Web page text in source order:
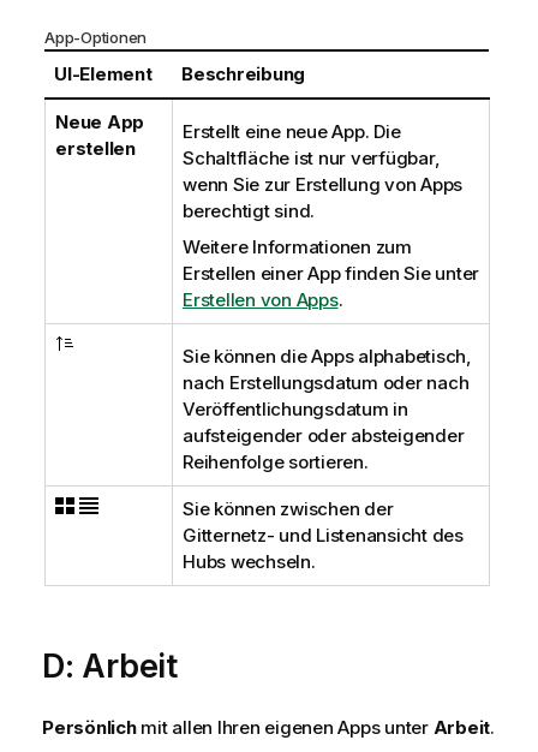
App-Optionen
UI-Element Beschreibung
Neue App
erstellen
Erstellt eine neue App. Die
Schaltfläche ist nur verfügbar,
wenn Sie zur Erstellung von Apps
berechtigt sind.
Weitere Informationen zum
Erstellen einer App finden Sie unter
Erstellen von Apps.
Sie können die Apps alphabetisch,
nach Erstellungsdatum oder nach
Veröffentlichungsdatum in
aufsteigender oder absteigender
Reihenfolge sortieren.
Sie können zwischen der
Gitternetz- und Listenansicht des
Hubs wechseln.
D: Arbeit
Persönlichmit allen Ihren eigenen Apps unter Arbeit.